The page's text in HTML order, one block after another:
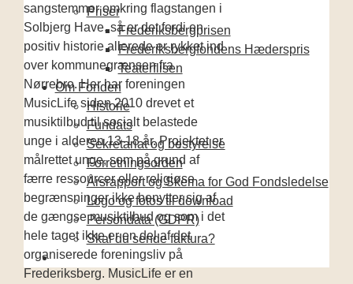
Priser
Frederiksbergprisen
Frederiksbergfondens Hæderspris
Teaterflisen
Om Fonden
Historie
Fundats
Sekretariat og bestyrelse
Forretningsorden
Årsrapport og Skema for God Fondsledelse
Logo og fotos til download
Persondata (GDPR)
Skal du sende faktura?
sangstemmer omkring flagstangen i
Solbjerg Have, så er det fordi en
positiv historie allerede er rykket ind
over kommunegrænsen fra
Nørrebro. Her har foreningen
MusicLife siden 2010 drevet et
musiktilbud til socialt belastede
unge i alderen 13-18 år. Projektet er
målrettet unge, som på grund af
færre ressourcer eller religiøse
begrænsninger ikke benytter sig af
de gængse musiktilbud og som i det
hele taget ikke er en del af det
organiserede foreningsliv på
Frederiksberg. MusicLife er en